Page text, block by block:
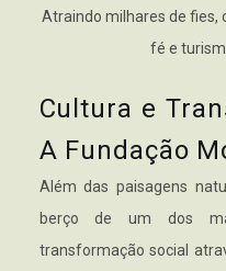
Atraindo milhares de fies,
fé e
Cultura e
A Fundação
Além das paisagens
berço de um dos
transformação social